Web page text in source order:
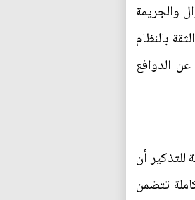
والجريمة
بالنظام
الدوافع
أن
تتضمن